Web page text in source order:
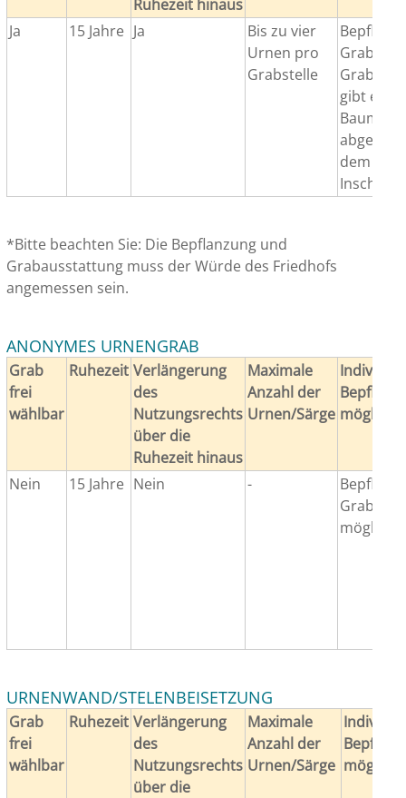
Ruhezeit hinaus
Ja
15 Jahre Ja
Bis zu vier
Urnen pro
Grabstelle
Grab
gibt ein
Baum,
dem
Inschrift
*Bitte beachten Sie: Die Bepflanzung und
Grabausstattung muss der Würde des Friedhofs
angemessen sein.
ANONYMES URNENGRAB
Grab
frei
wählbar
Ruhezeit Verlängerung
des
Nutzungsrechts
über die
Ruhezeit hinaus
Maximale
Anzahl der
Urnen/Särge möglich
Nein 15 Jahre Nein -
möglich.
URNENWAND/STELENBEISETZUNG
Grab
frei
wählbar
Ruhezeit Verlängerung
des
Nutzungsrechts
über die
Maximale
Anzahl der
Urnen/Särge möglich